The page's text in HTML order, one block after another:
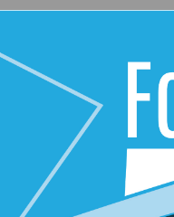
Temática da
07-07-2020